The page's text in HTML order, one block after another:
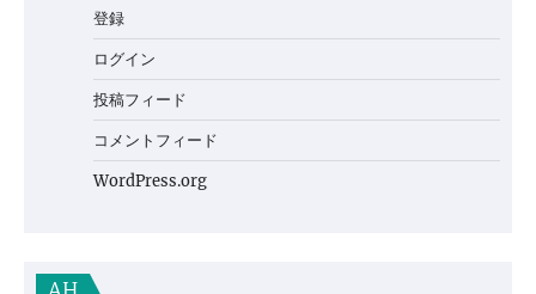
登録
ログイン
投稿フィード
コメントフィード
WordPress.org